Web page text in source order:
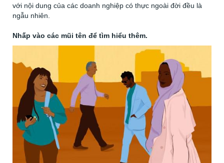
với nội dung của các doanh nghiệp có thực ngoài đời đều là
ngẫu nhiên.
Nhấp vào các mũi tên để tìm hiểu thêm.